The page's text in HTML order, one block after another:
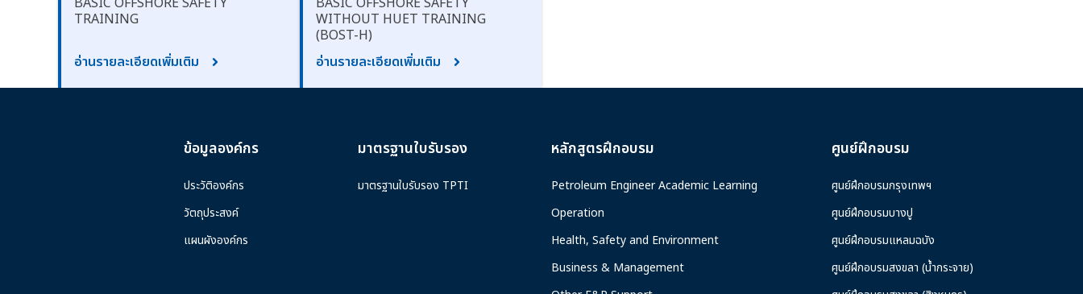
TRAINING
อ่านรายละเอียดเพิ่มเติม
WITHOUT HUET TRAINING
(BOST-H)
อ่านรายละเอียดเพิ่มเติม
ข้อมูลองค์กร
ประวัติองค์กร
วัตถุประสงค์
แผนผังองค์กร
มาตรฐานใบรับรอง
มาตรฐานใบรับรอง TPTI
หลักสูตรฝึกอบรม
Petroleum Engineer Academic Learning
Operation
Health, Safety and Environment
Business & Management
ศูนย์ฝึกอบรม
ศูนย์ฝึกอบรมกรุงเทพฯ
ศูนย์ฝึกอบรมบางปู
ศูนย์ฝึกอบรมแหลมฉบัง
ศูนย์ฝึกอบรมสงขลา (น้ำกระจาย)